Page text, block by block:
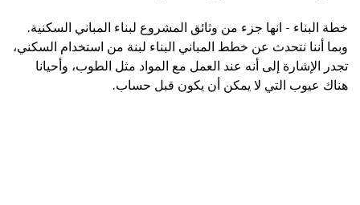
خطة البناء - انها جزء من وثائق المشروع لبناء المباني السكنية.
وبما أننا نتحدث عن خطط المباني البناء لبنة من استخدام السكني،
تجدر الإشارة إلى أنه عند العمل مع المواد مثل الطوب، وأحيانا
هناك عيوب التي لا يمكن أن يكون قبل حساب.